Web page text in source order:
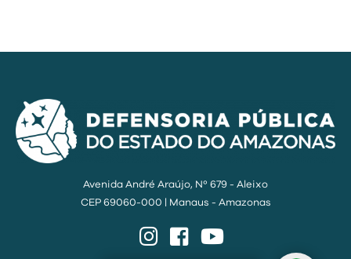
Avenida André Araújo, Nº 679 - Aleixo
CEP 69060-000 | Manaus - Amazonas
InstagramFacebook